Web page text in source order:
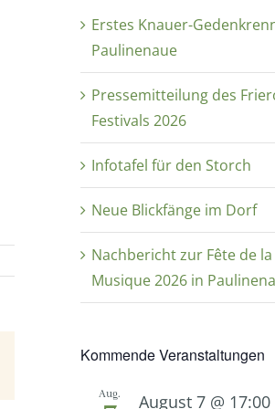
Erstes Knauer-
Paulinenaue
Pressemitteilung des
Festivals 2026
Infotafel für den Storch
Neue Blickfänge im Dorf
Nachbericht zur Fête de la
Musique 2026 in
Kommende Veranstaltungen
Aug. August 7 @ 17:00